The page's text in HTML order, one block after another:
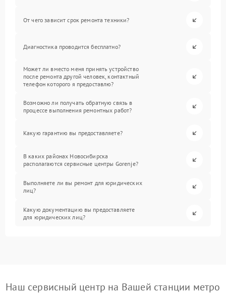
От чего зависит срок ремонта техники?
Диагностика проводится бесплатно?
Может ли вместо меня принять устройство
после ремонта другой человек, контактный
телефон которого я предоставлю?
Возможно ли получать обратную связь в
процессе выполнения ремонтных работ?
Какую гарантию вы предоставляете?
В каких районах Новосибирска
располагаются сервисные центры Gorenje?
Выполняете ли вы ремонт для юридических
лиц?
Какую документацию вы предоставляете
для юридических лиц?
Наш сервисный центр на Вашей станции метро